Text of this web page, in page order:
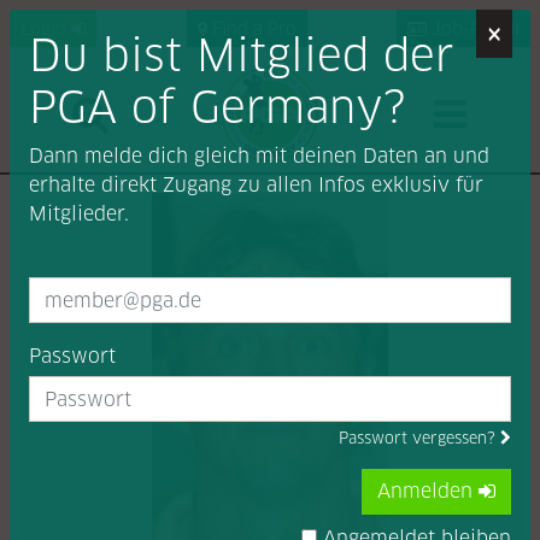
Job-Portal
×
Du bist Mitglied der
PGA of Germany?
Dann melde dich gleich mit deinen Daten an und
erhalte direkt Zugang zu allen Infos exklusiv für
Mitglieder.
Passwort
Passwort vergessen?
Anmelden